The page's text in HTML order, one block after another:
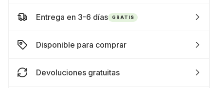
Entrega en 3-6 días GRATIS
Disponible para comprar
Devoluciones gratuitas